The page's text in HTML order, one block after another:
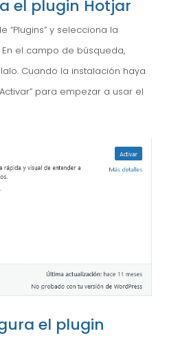
el plugin Hotjar
“Plugins” y selecciona la
En el campo de búsqueda,
Cuando la instalación haya
para empezar a usar el
el plugin